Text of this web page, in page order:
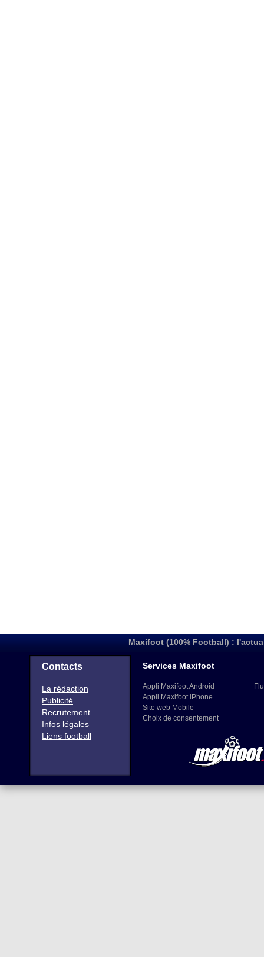
Maxifoot (100% Football) :
Contacts
La rédaction
Publicité
Recrutement
Infos légales
Liens football
Services Maxifoot
Appli Maxifoot Android
Appli Maxifoot iPhone
Site web Mobile
Choix de consentement